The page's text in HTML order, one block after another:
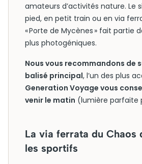
amateurs d’activités nature. Le
pied, en petit train ou en via
« Porte de Mycènes » fait partie
plus photogéniques.
Nous vous recommandons de
balisé principal, l’un des plus
Generation Voyage vous
venir le matin (lumière parfaite
La via ferrata du Chaos
les sportifs